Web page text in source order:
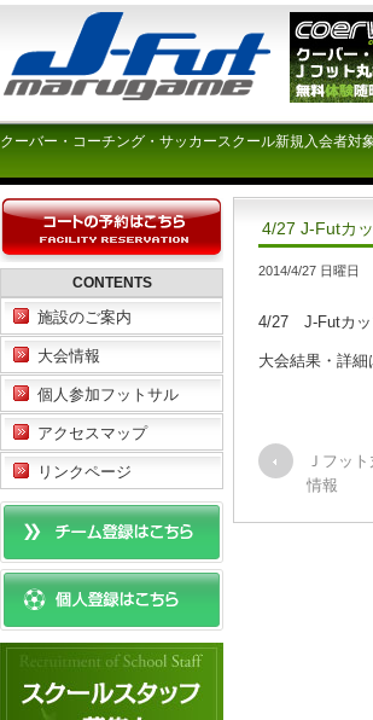
クーバー・コーチング・サッカースクール新規入会者
4/27 J-Futカ
2014/4/27 日曜日
4/27 J-Futカッ
大会結果・詳
Ｊフッ
情報
CONTENTS
施設のご案内
大会情報
個人参加フットサル
アクセスマップ
リンクページ